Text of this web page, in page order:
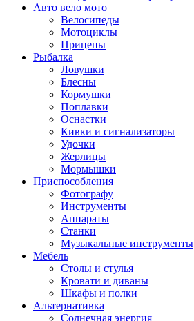
Авто вело мото
Велосипеды
Мотоциклы
Прицепы
Рыбалка
Ловушки
Блесны
Кормушки
Поплавки
Оснастки
Кивки и сигнализаторы
Удочки
Жерлицы
Мормышки
Приспособления
Фотографу
Инструменты
Аппараты
Станки
Музыкальные инструменты
Мебель
Столы и стулья
Кровати и диваны
Шкафы и полки
Альтернативка
Солнечная энергия